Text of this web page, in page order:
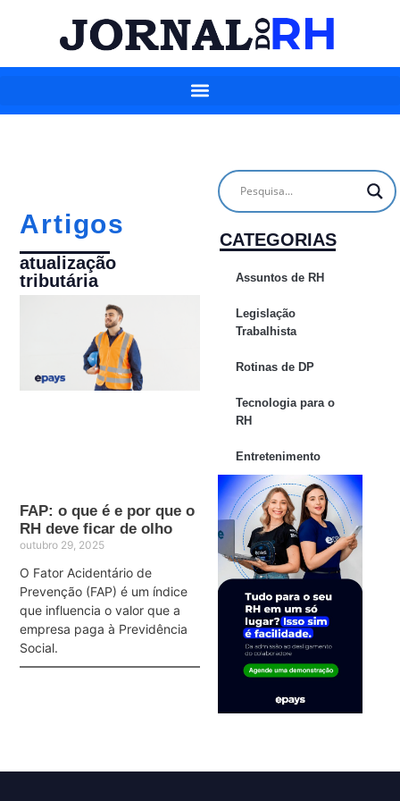
Artigos
atualização
tributária
FAP: o que é e por que o
RH deve ficar de olho
outubro 29, 2025
O Fator Acidentário de
Prevenção (FAP) é um índice
que influencia o valor que a
empresa paga à Previdência
Social.
CATEGORIAS
Assuntos de RH
Legislação
Trabalhista
Rotinas de DP
Tecnologia para o
RH
Entretenimento